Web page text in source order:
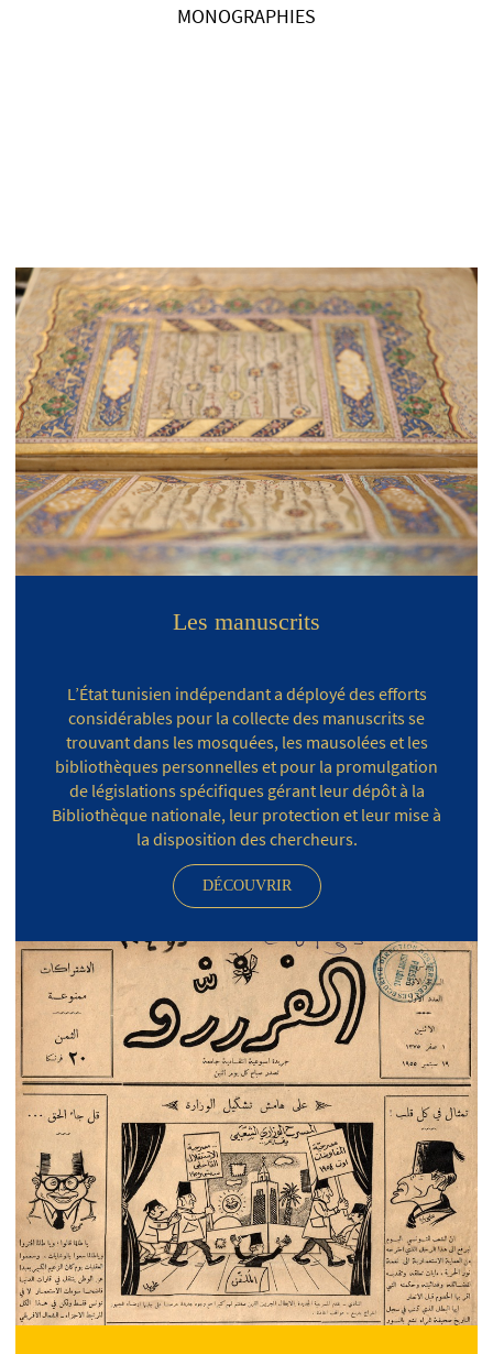
MONOGRAPHIES
Les manuscrits
L’État tunisien indépendant a déployé des efforts
considérables pour la collecte des manuscrits se
trouvant dans les mosquées, les mausolées et les
bibliothèques personnelles et pour la promulgation
de législations spécifiques gérant leur dépôt à la
Bibliothèque nationale, leur protection et leur mise à
la disposition des chercheurs.
DÉCOUVRIR